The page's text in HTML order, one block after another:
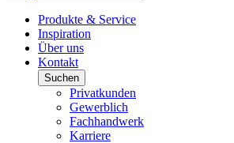
Produkte & Service
Inspiration
Über uns
Kontakt
Suchen
Privatkunden
Gewerblich
Fachhandwerk
Karriere